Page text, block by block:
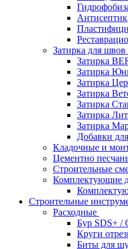
Антисептик
Затирка для швов
Затирка
Затирка
Затирка
Затирка
Затирка
Затирка
Затирка
Добавки
Кладочные и
Цементно
Строительные
Комплектующие
Строительные
Расходные
Бур SDS+ /
Круги
Биты для